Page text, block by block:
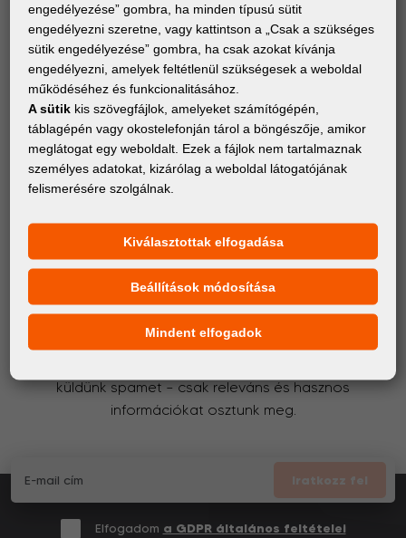
ANYAGOK
Iratkozz fel a hírlevélre!
Értesülj elsőként a digitális nyomtatás világának
küldünk spamet – csak releváns és hasznos
információkat osztunk meg.
Iratkozz fel
Elfogadom a GDPR általános feltételei
engedélyezése” gombra, ha minden típusú sütit
engedélyezni szeretne, vagy kattintson a „Csak a szükséges
sütik engedélyezése” gombra, ha csak azokat kívánja
engedélyezni, amelyek feltétlenül szükségesek a weboldal
működéséhez és funkcionalitásához.
A sütik kis szövegfájlok, amelyeket számítógépén,
táblagépén vagy okostelefonján tárol a böngészője, amikor
meglátogat egy weboldalt. Ezek a fájlok nem tartalmaznak
személyes adatokat, kizárólag a weboldal látogatójának
felismerésére szolgálnak.
Kiválasztottak elfogadása
Beállítások módosítása
Mindent elfogadok